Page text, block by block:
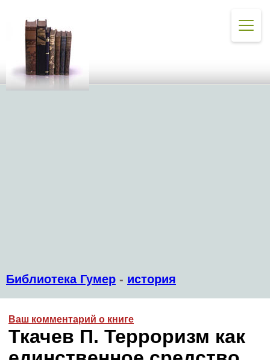
Библиотека Гумер - история
Ваш комментарий о книге
Ткачев П. Терроризм как